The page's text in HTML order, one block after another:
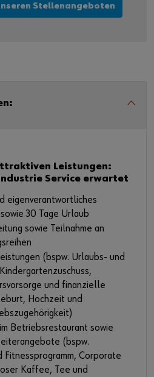
Stellenangeboten
Leistungen:
Service erwartet
eigenverantwortliches
30 Tage Urlaub
sowie Teilnahme an
(bspw. Urlaubs- und
und finanzielle
Hochzeit und
Betriebsrestaurant sowie
(bspw.
Fitnessprogramm, Corporate
Kaffee, Tee und